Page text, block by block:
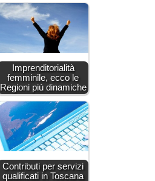
Imprenditorialità
femminile, ecco le
Regioni più dinamiche
Contributi per servizi
qualificati in Toscana